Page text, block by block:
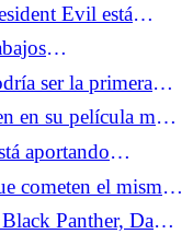
Evil está
los juegos de la
de la fama
ser la primera
cuento de Navidad
en su película más
aportando
cometen el mismo
Panther, David